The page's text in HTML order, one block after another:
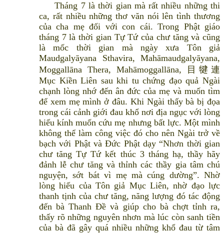
Tháng 7 là thời gian mà rất nhiều những thi
ca, rất nhiều những thơ văn nói lên tình thương
của cha mẹ đối với con cái. Trong Phật giáo
tháng 7 là thời gian Tự Tứ của chư tăng và cũng
là mốc thời gian mà ngày xưa Tôn giả
Maudgalyāyana Sthavira, Mahāmaudgalyāyana,
Moggallāna Thera, Mahāmoggallāna, 目犍連
Mục Kiền Liên sau khi tu chứng đạo quả Ngài
chạnh lòng nhớ đến ân đức của mẹ và muốn tìm
để xem mẹ mình ở đâu. Khi Ngài thấy bà bị đọa
trong cái cảnh giới đau khổ nơi địa ngục với lòng
hiếu kính muốn cứu mẹ nhưng bất lực. Một mình
không thể làm công việc đó cho nên Ngài trở về
bạch với Phật và Đức Phật dạy “Nhơn thời gian
chư tăng Tự Tứ kết thúc 3 tháng hạ, thầy hãy
đảnh lễ chư tăng và thỉnh các thầy gia tâm chú
nguyện, sớt bát vì mẹ mà cúng dường”. Nhờ
lòng hiếu của Tôn giả Mục Liên, nhờ đạo lực
thanh tịnh của chư tăng, năng lượng đó tác động
đến bà Thanh Đề và giúp cho bà chợt tỉnh ra,
thấy rõ những nguyên nhơn mà lúc còn sanh tiền
của bà đã gây quá nhiều những khổ đau từ tâm